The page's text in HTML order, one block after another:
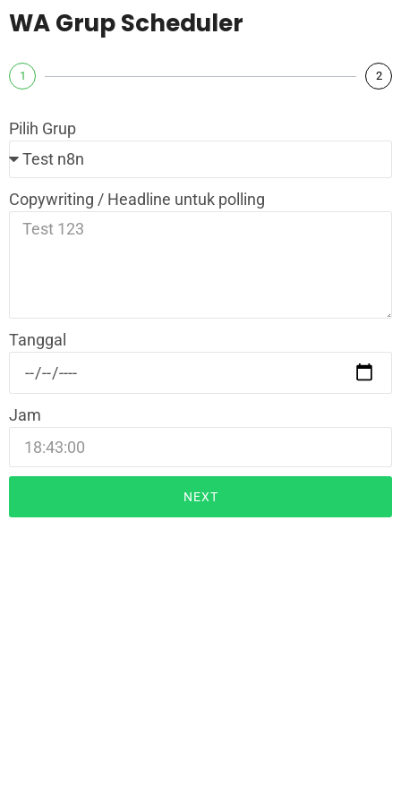
WA Grup Scheduler
1 2
Pilih Grup
Copywriting / Headline untuk polling
Tanggal
Jam
NEXT